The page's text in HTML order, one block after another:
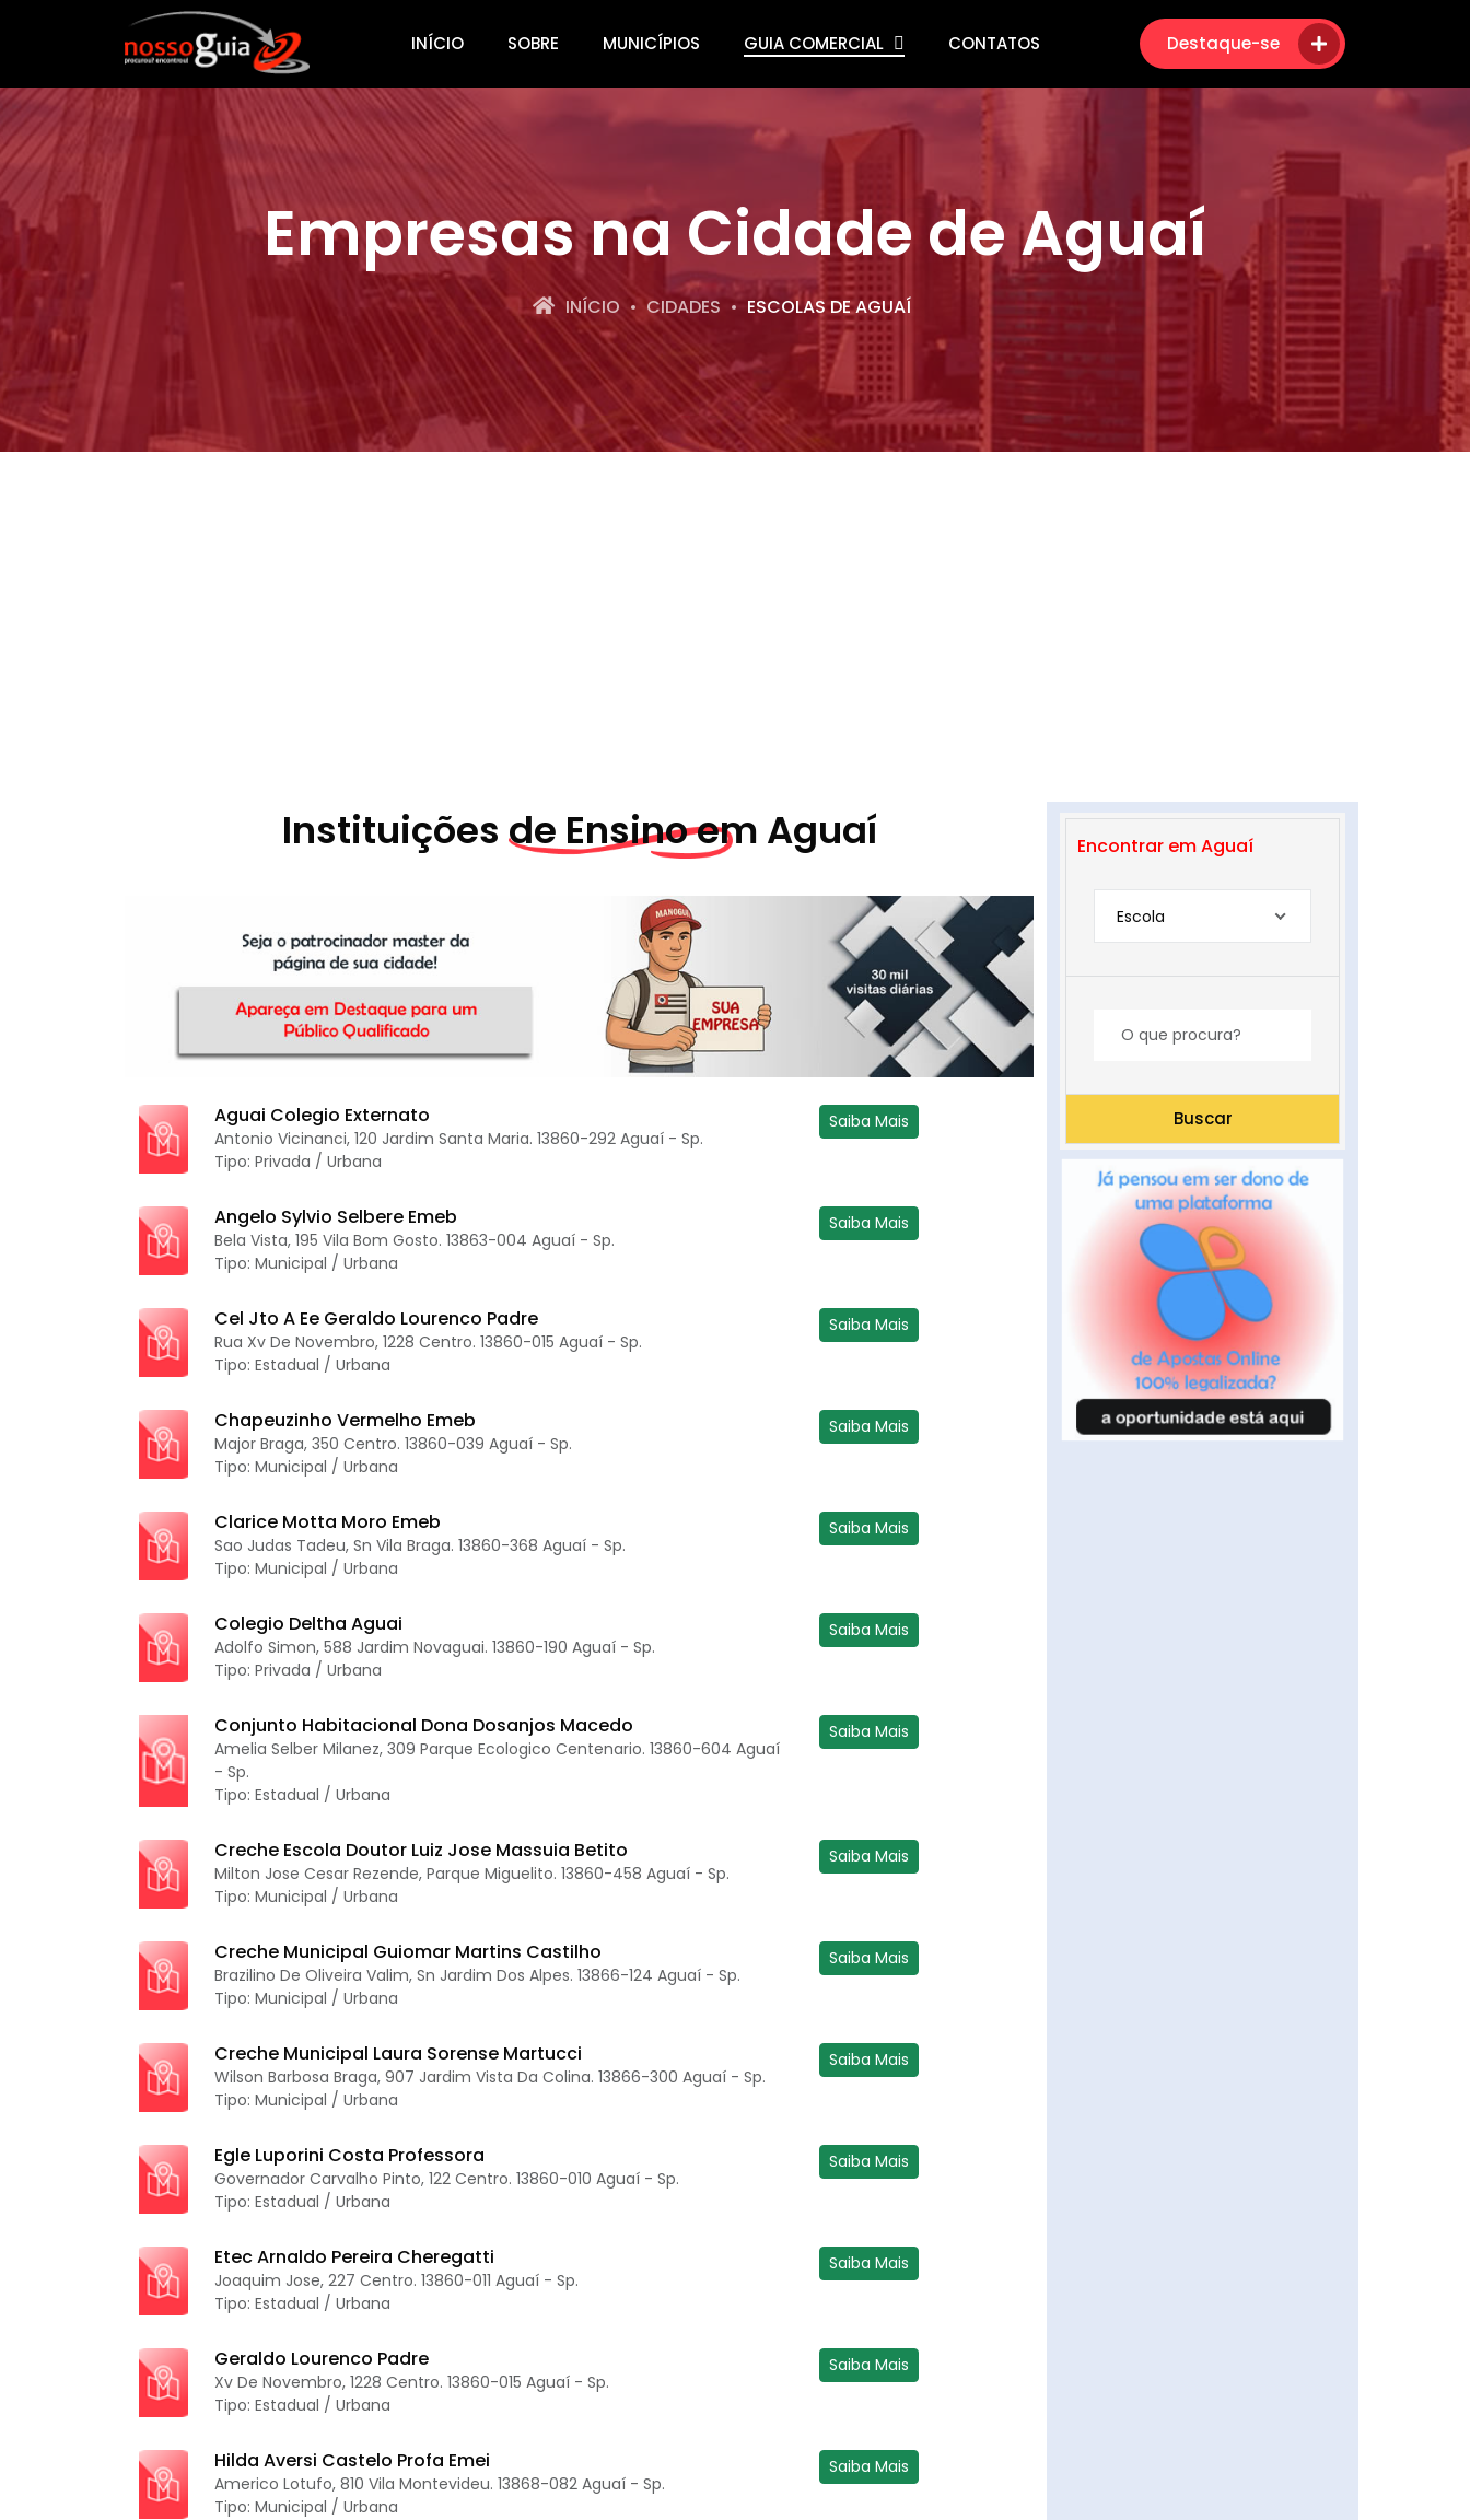
INÍCIO SOBRE MUNICÍPIOS GUIA COMERCIAL CONTATOS Destaque-se
Empresas na Cidade de Aguaí
INÍCIO CIDADES ESCOLAS DE AGUAÍ
Instituições de Ensino em Aguaí
Aguai Colegio Externato
Antonio Vicinanci, 120 Jardim Santa Maria. 13860-292 Aguaí - Sp.
Tipo: Privada / Urbana
Saiba Mais
Angelo Sylvio Selbere Emeb
Bela Vista, 195 Vila Bom Gosto. 13863-004 Aguaí - Sp.
Tipo: Municipal / Urbana
Saiba Mais
Cel Jto A Ee Geraldo Lourenco Padre
Rua Xv De Novembro, 1228 Centro. 13860-015 Aguaí - Sp.
Tipo: Estadual / Urbana
Saiba Mais
Chapeuzinho Vermelho Emeb
Major Braga, 350 Centro. 13860-039 Aguaí - Sp.
Tipo: Municipal / Urbana
Saiba Mais
Clarice Motta Moro Emeb
Sao Judas Tadeu, Sn Vila Braga. 13860-368 Aguaí - Sp.
Tipo: Municipal / Urbana
Saiba Mais
Colegio Deltha Aguai
Adolfo Simon, 588 Jardim Novaguai. 13860-190 Aguaí - Sp.
Tipo: Privada / Urbana
Saiba Mais
Conjunto Habitacional Dona Dosanjos Macedo
Amelia Selber Milanez, 309 Parque Ecologico Centenario. 13860-604 Aguaí
- Sp.
Tipo: Estadual / Urbana
Saiba Mais
Creche Escola Doutor Luiz Jose Massuia Betito
Milton Jose Cesar Rezende, Parque Miguelito. 13860-458 Aguaí - Sp.
Tipo: Municipal / Urbana
Saiba Mais
Creche Municipal Guiomar Martins Castilho
Brazilino De Oliveira Valim, Sn Jardim Dos Alpes. 13866-124 Aguaí - Sp.
Tipo: Municipal / Urbana
Saiba Mais
Creche Municipal Laura Sorense Martucci
Wilson Barbosa Braga, 907 Jardim Vista Da Colina. 13866-300 Aguaí - Sp.
Tipo: Municipal / Urbana
Saiba Mais
Egle Luporini Costa Professora
Governador Carvalho Pinto, 122 Centro. 13860-010 Aguaí - Sp.
Tipo: Estadual / Urbana
Saiba Mais
Etec Arnaldo Pereira Cheregatti
Joaquim Jose, 227 Centro. 13860-011 Aguaí - Sp.
Tipo: Estadual / Urbana
Saiba Mais
Geraldo Lourenco Padre
Xv De Novembro, 1228 Centro. 13860-015 Aguaí - Sp.
Tipo: Estadual / Urbana
Saiba Mais
Hilda Aversi Castelo Profa Emei
Americo Lotufo, 810 Vila Montevideu. 13868-082 Aguaí - Sp.
Tipo: Municipal / Urbana
Saiba Mais
Encontrar em Aguaí
Escola
Buscar